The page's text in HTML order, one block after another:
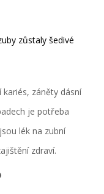
zůstaly šedivé
záněty dásní
je potřeba
lék na zubní
zdraví.